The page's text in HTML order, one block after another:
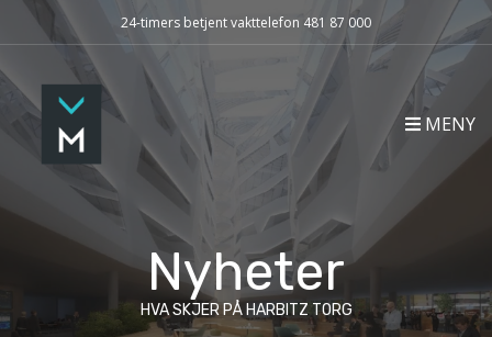
24-timers betjent vakttelefon 481 87 000
MENY
Nyheter
HVA SKJER PÅ HARBITZ TORG